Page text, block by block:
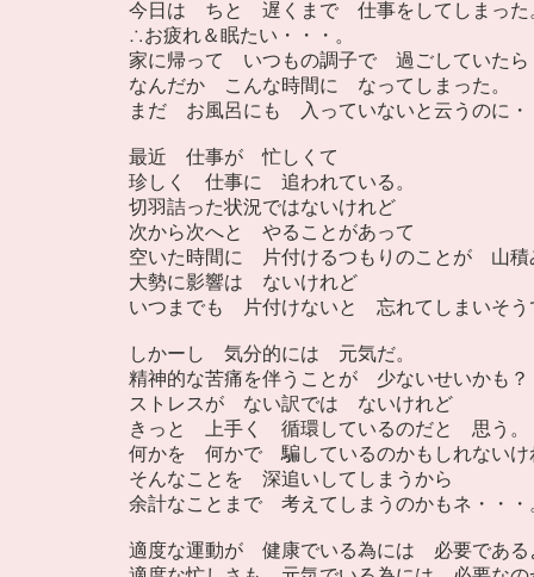
今日は ちと 遅くまで 仕事をしてしまった
∴お疲れ＆眠たい・・・。
家に帰って いつもの調子で 過ごしていたら
なんだか こんな時間に なってしまった。
まだ お風呂にも 入っていないと云うのに・
最近 仕事が 忙しくて
珍しく 仕事に 追われている。
切羽詰った状況ではないけれど
次から次へと やることがあって
空いた時間に 片付けるつもりのことが 山積
大勢に影響は ないけれど
いつまでも 片付けないと 忘れてしまいそう
しかーし 気分的には 元気だ。
精神的な苦痛を伴うことが 少ないせいかも？
ストレスが ない訳では ないけれど
きっと 上手く 循環しているのだと 思う。
何かを 何かで 騙しているのかもしれないけ
そんなことを 深追いしてしまうから
余計なことまで 考えてしまうのかもネ・・・
適度な運動が 健康でいる為には 必要である